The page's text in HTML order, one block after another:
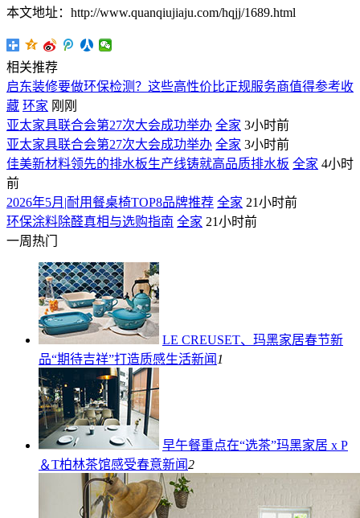
本文地址：http://www.quanqiujiaju.com/hqjj/1689.html
相关推荐
启东装修要做环保检测？这些高性价比正规服务商值得参考收
藏 环家 刚刚
亚太家具联合会第27次大会成功举办 全家 3小时前
亚太家具联合会第27次大会成功举办 全家 3小时前
佳美新材料领先的排水板生产线铸就高品质排水板 全家 4小时
前
2026年5月|耐用餐桌椅TOP8品牌推荐 全家 21小时前
环保涂料除醛真相与选购指南 全家 21小时前
一周热门
LE CREUSET、玛黑家居春节新
品“期待吉祥”打造质感生活新闻 1
早午餐重点在“选茶”玛黑家居 x P
＆T柏林茶馆感受春意新闻2